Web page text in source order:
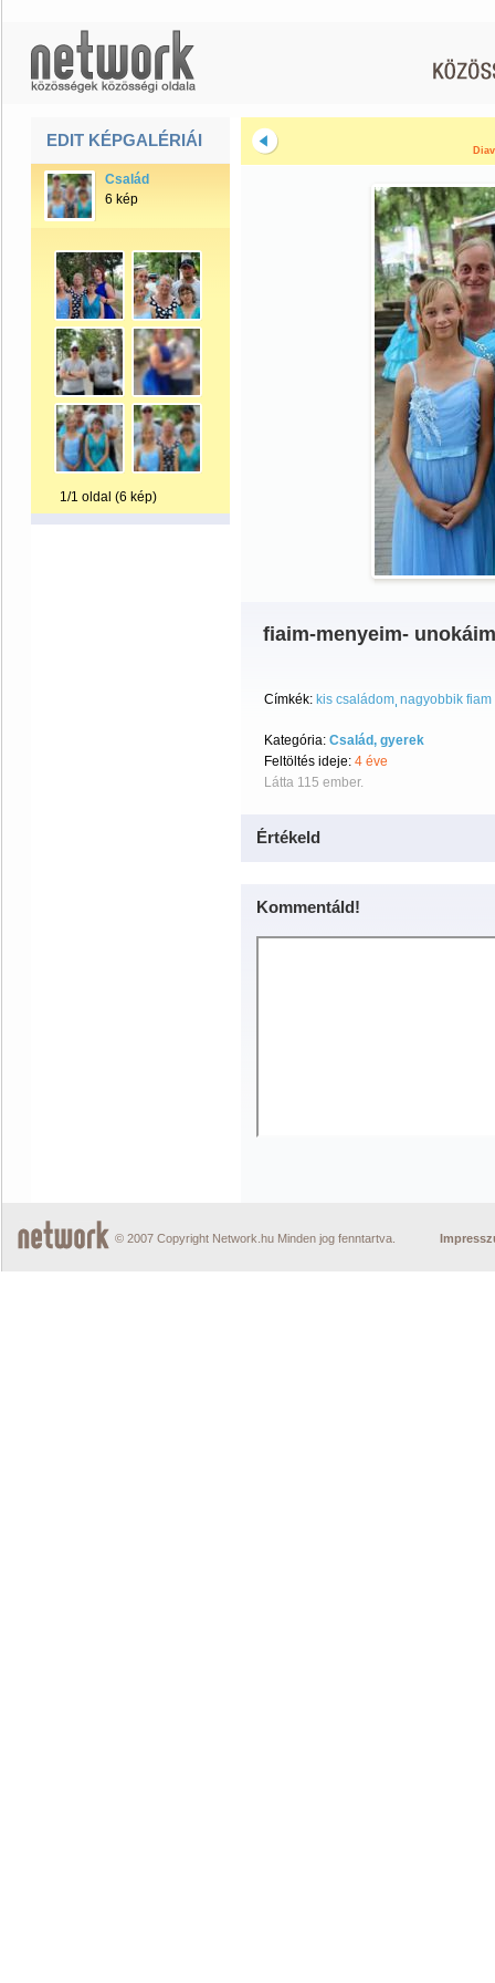
EDIT KÉPGALÉRIÁI
Család
6 kép
1/1 oldal (6 kép)
fiaim-menyeim-
Címkék: kis családom nagyobbik
Kategória: Család, gyerek
Feltöltés ideje: 4 éve
Látta 115 ember.
Értékeld
Kommentáld!
© 2007 Copyright Network.hu Minden jog fenntartva.